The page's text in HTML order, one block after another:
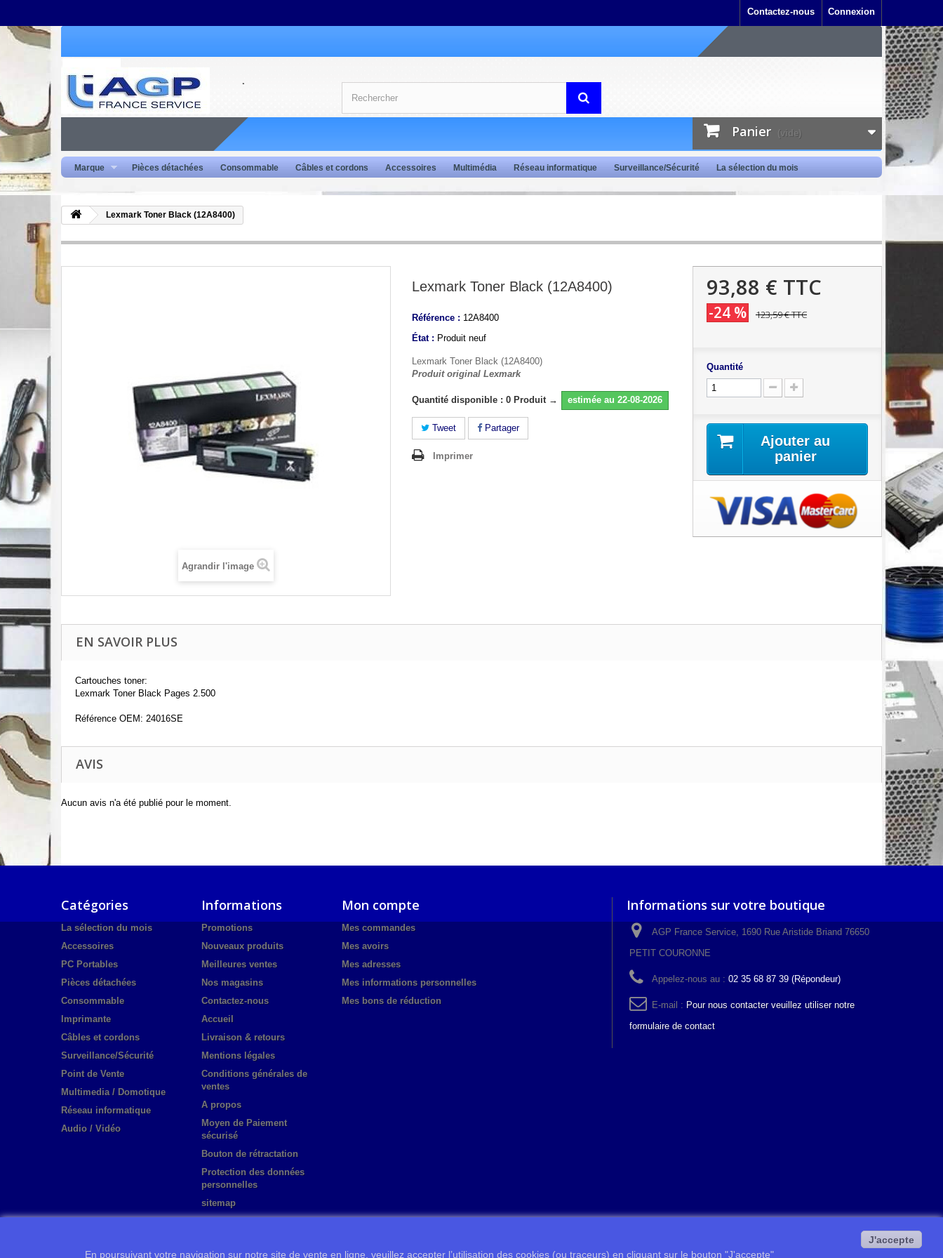
Connexion
Contactez-nous
Panier (vide)
Marque Pièces détachées Consommable Câbles et cordons Accessoires Multimédia Réseau informatique Surveillance/Sécurité La sélection du mois
Lexmark Toner Black (12A8400)
Agrandir l'image
Lexmark Toner Black (12A8400)
Référence : 12A8400
État : Produit neuf
Lexmark Toner Black (12A8400)
Produit original Lexmark
Quantité disponible : 0 Produit → estimée au 22-08-2026
Tweet Partager
Imprimer
93,88 € TTC
-24 % 123,59 €TTC
Quantité
Ajouter au
panier
EN SAVOIR PLUS
Cartouches toner:
Lexmark Toner Black Pages 2.500
Référence OEM: 24016SE
AVIS
Aucun avis n'a été publié pour le moment.
Catégories
La sélection du mois
Accessoires
PC Portables
Pièces détachées
Consommable
Imprimante
Câbles et cordons
Surveillance/Sécurité
Point de Vente
Multimedia / Domotique
Réseau informatique
Audio / Vidéo
Informations
Promotions
Nouveaux produits
Meilleures ventes
Nos magasins
Contactez-nous
Accueil
Livraison & retours
Mentions légales
Conditions générales de
ventes
A propos
Moyen de Paiement
sécurisé
Bouton de rétractation
Protection des données
personnelles
sitemap
Mon compte
Mes commandes
Mes avoirs
Mes adresses
Mes informations personnelles
Mes bons de réduction
Informations sur votre boutique
AGP France Service, 1690 Rue Aristide Briand 76650
PETIT COURONNE
Appelez-nous au : 02 35 68 87 39 (Répondeur)
E-mail : Pour nous contacter veuillez utiliser notre
formulaire de contact
En poursuivant votre navigation sur notre site de vente en ligne, veuillez accepter l’utilisation des cookies (ou traceurs) en cliquant sur le bouton "J'accepte"
J'accepte